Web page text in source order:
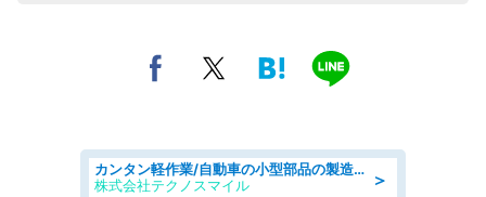
＞
カンタン軽作業/自動車の小型部品の製造オペレーター denso aichi
株式会社テクノスマイル